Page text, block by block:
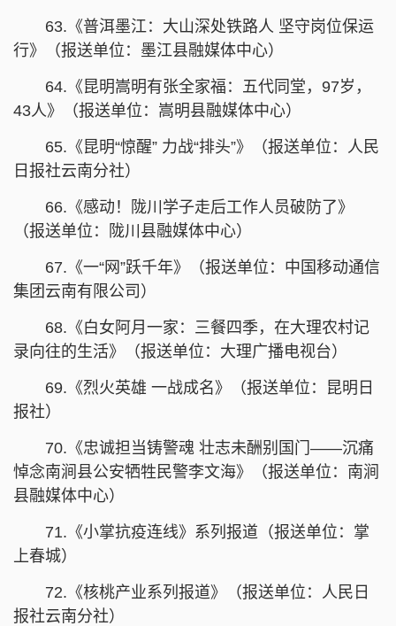
63.《普洱墨江：大山深处铁路人 坚守岗位保运
行》（报送单位：墨江县融媒体中心）
64.《昆明嵩明有张全家福：五代同堂，97岁，
43人》（报送单位：嵩明县融媒体中心）
65.《昆明“惊醒” 力战“排头”》（报送单位：人民
日报社云南分社）
66.《感动！陇川学子走后工作人员破防了》
（报送单位：陇川县融媒体中心）
67.《一“网”跃千年》（报送单位：中国移动通信
集团云南有限公司）
68.《白女阿月一家：三餐四季，在大理农村记
录向往的生活》（报送单位：大理广播电视台）
69.《烈火英雄 一战成名》（报送单位：昆明日
报社）
70.《忠诚担当铸警魂 壮志未酬别国门——沉痛
悼念南涧县公安牺牲民警李文海》（报送单位：南涧
县融媒体中心）
71.《小掌抗疫连线》系列报道（报送单位：掌
上春城）
72.《核桃产业系列报道》（报送单位：人民日
报社云南分社）